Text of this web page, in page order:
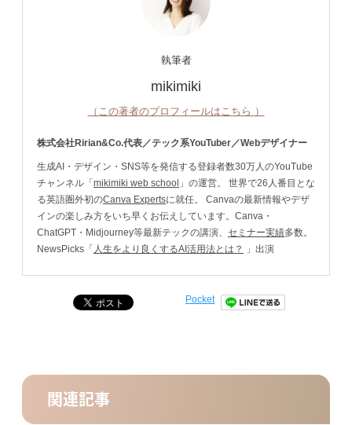
執筆者
mikimiki
（この著者のプロフィールはこちら ）
株式会社Ririan&Co.代表／テック系YouTuber／Webデザイナー
生成AI・デザイン・SNS等を発信する登録者数30万人のYouTube
チャンネル「 mikimiki web school 」の運営。 世界で26人番目とな
る英語圏外初のCanva Expertsに就任。 Canvaの最新情報やデザ
インの楽しみ方をいち早くお伝えしています。Canva・
ChatGPT・Midjourney等最新テックの講演、 セミナー実績多数。
NewsPicks「 人生をより良くするAI活用法とは？ 」出演
Pocket
関連記事